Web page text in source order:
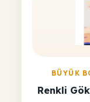
BÜYÜK
Renkli